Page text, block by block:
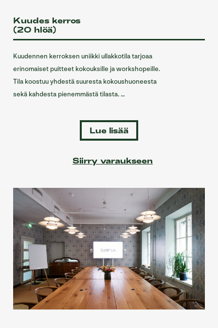
Kuudes kerros
(20 hlöä)
Kuudennen kerroksen uniikki ullakkotila tarjoaa
erinomaiset puitteet kokouksille ja workshopeille.
Tila koostuu yhdestä suuresta kokoushuoneesta
sekä kahdesta pienemmästä tilasta. …
Lue lisää
Siirry varaukseen